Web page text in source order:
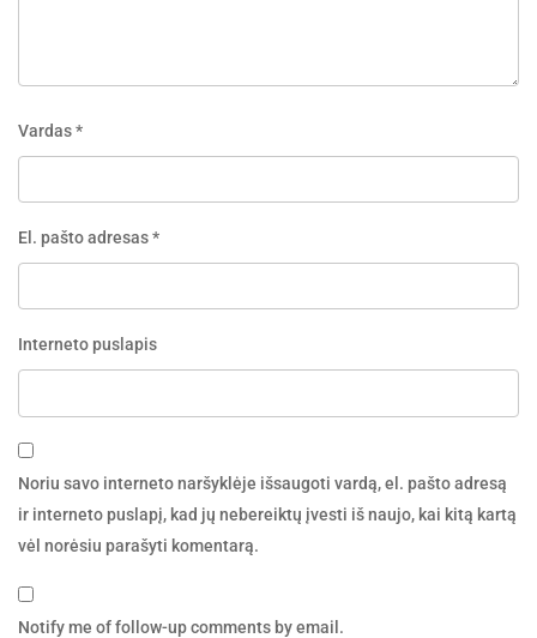
Vardas*
El. pašto adresas*
Interneto puslapis
Noriu savo interneto naršyklėje išsaugoti vardą, el. pašto adresą
ir interneto puslapį, kad jų nebereiktų įvesti iš naujo, kai kitą kartą
vėl norėsiu parašyti komentarą.
Notify me of follow-up comments by email.